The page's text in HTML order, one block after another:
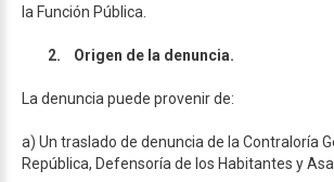
la Función Pública.
2. Origen de la denuncia.
La denuncia puede provenir de:
a) Un traslado de denuncia de la Contraloría
República, Defensoría de los Habitantes y